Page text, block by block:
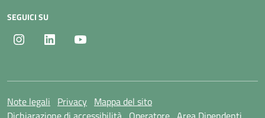
SEGUICI SU
Instagram LinkedIn
Note legali Privacy Mappa del sito